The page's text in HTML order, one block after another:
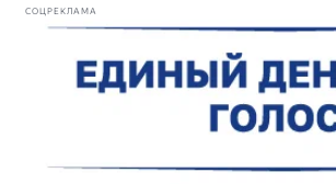
СОЦРЕКЛАМА